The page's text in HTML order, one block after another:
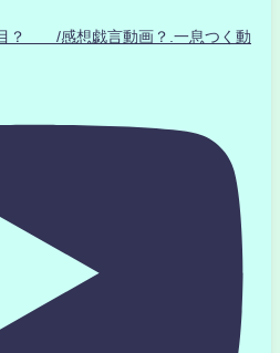
？ /感想戯言動画？.一息つく動